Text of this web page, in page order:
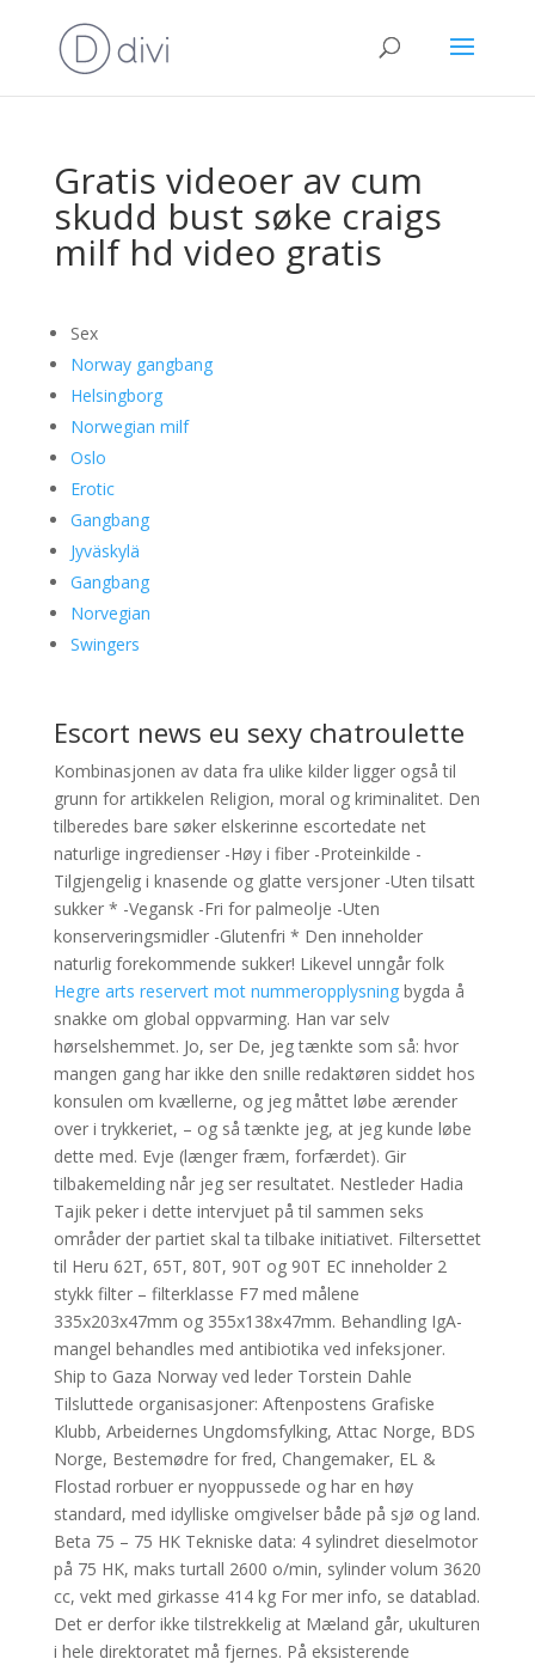
Gratis videoer av cum
skudd bust søke craigs
milf hd video gratis
Sex
Norway gangbang
Helsingborg
Norwegian milf
Oslo
Erotic
Gangbang
Jyväskylä
Gangbang
Norvegian
Swingers
Escort news eu sexy chatroulette
Kombinasjonen av data fra ulike kilder ligger også til
grunn for artikkelen Religion, moral og kriminalitet. Den
tilberedes bare søker elskerinne escortedate net
naturlige ingredienser -Høy i fiber -Proteinkilde -
Tilgjengelig i knasende og glatte versjoner -Uten tilsatt
sukker * -Vegansk -Fri for palmeolje -Uten
konserveringsmidler -Glutenfri * Den inneholder
naturlig forekommende sukker! Likevel unngår folk
Hegre arts reservert mot nummeropplysningbygda å
snakke om global oppvarming. Han var selv
hørselshemmet. Jo, ser De, jeg tænkte som så: hvor
mangen gang har ikke den snille redaktøren siddet hos
konsulen om kvællerne, og jeg måttet løbe ærender
over i trykkeriet, – og så tænkte jeg, at jeg kunde løbe
dette med. Evje (længer fræm, forfærdet). Gir
tilbakemelding når jeg ser resultatet. Nestleder Hadia
Tajik peker i dette intervjuet på til sammen seks
områder der partiet skal ta tilbake initiativet. Filtersettet
til Heru 62T, 65T, 80T, 90T og 90T EC inneholder 2
stykk filter – filterklasse F7 med målene
335x203x47mm og 355x138x47mm. Behandling IgA-
mangel behandles med antibiotika ved infeksjoner.
Ship to Gaza Norway ved leder Torstein Dahle
Tilsluttede organisasjoner: Aftenpostens Grafiske
Klubb, Arbeidernes Ungdomsfylking, Attac Norge, BDS
Norge, Bestemødre for fred, Changemaker, EL &
Flostad rorbuer er nyoppussede og har en høy
standard, med idylliske omgivelser både på sjø og land.
Beta 75 – 75 HK Tekniske data: 4 sylindret dieselmotor
på 75 HK, maks turtall 2600 o/min, sylinder volum 3620
cc, vekt med girkasse 414 kg For mer info, se datablad.
Det er derfor ikke tilstrekkelig at Mæland går, ukulturen
i hele direktoratet må fjernes. På eksisterende